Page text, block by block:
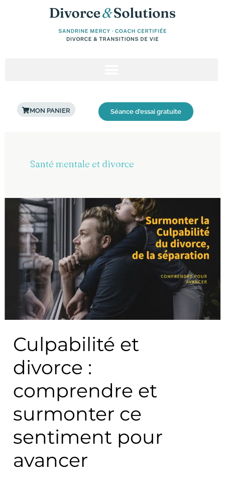
MON PANIER Séance d'essai gratuite
Santé mentale et divorce
Culpabilité et
divorce :
comprendre et
surmonter ce
sentiment pour
avancer
Culpabilité
et
divorce
comprendre
surmonter
ce
pour